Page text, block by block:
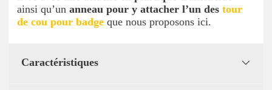
ainsi qu’un anneau pour y attacher l’un des tour
de cou pour badge que nous proposons ici.
Caractéristiques